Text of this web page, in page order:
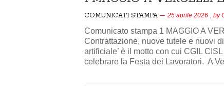
COMUNICATI STAMPA 25 aprile 2026 , by
Comunicato stampa 1 MAGGIO A
Contrattazione, nuove tutele e nuovi
artificiale’ è il motto con cui CGIL
celebrare la Festa dei Lavoratori. A